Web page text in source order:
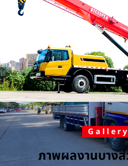
Gallery
ภาพผลงานบางส่